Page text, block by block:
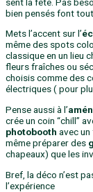
bien pensés font
Mets l’accent sur l’
même des spots
classique en un lieu
fleurs fraîches ou
choisis comme des
électriques ( pour
Pense aussi à l’
crée un coin “chill”
photobooth avec
même préparer des
chapeaux) que les
Bref, la déco n’est
l’expérience